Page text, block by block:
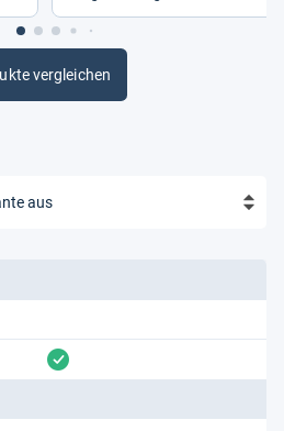
vergleichen
vorhanden